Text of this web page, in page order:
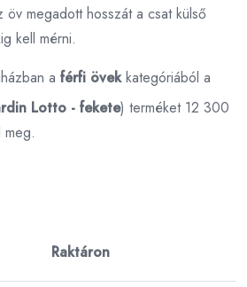
megadott hosszát a csat külső
kell mérni.
a férfi övekkategóriából a
Lotto - fekete) terméket 12 300
meg.
Raktáron